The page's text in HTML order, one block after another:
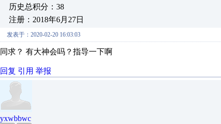
历史总积分：38
注册：2018年6月27日
发表于：2020-02-20 16:03:03
同求？ 有大神会吗？指导一下啊
回复 引用 举报
yxwbbwc